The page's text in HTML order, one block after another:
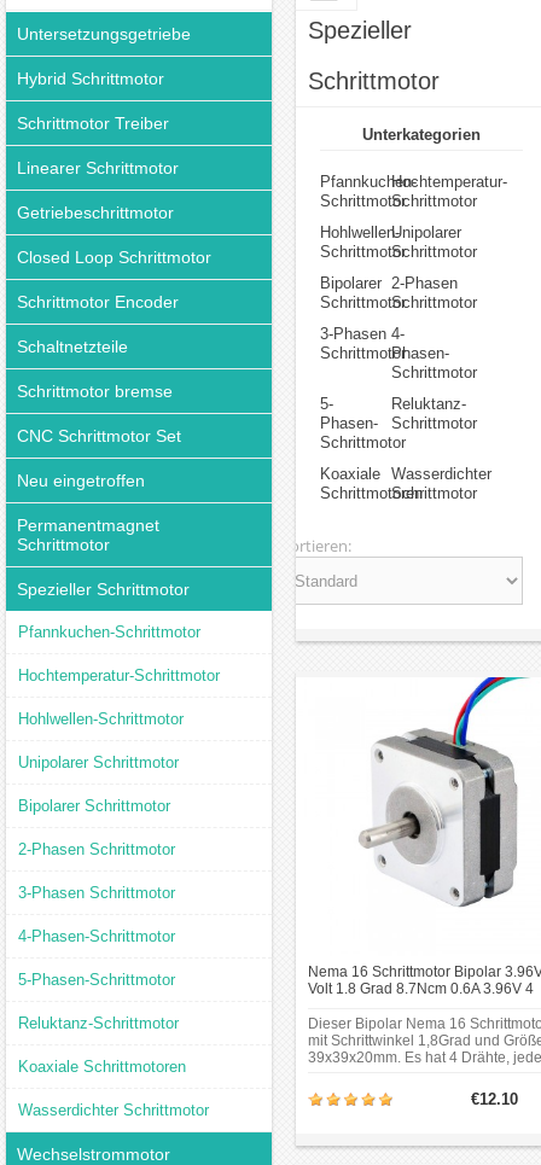
Untersetzungsgetriebe
Hybrid Schrittmotor
Schrittmotor Treiber
Linearer Schrittmotor
Getriebeschrittmotor
Closed Loop Schrittmotor
Schrittmotor Encoder
Schaltnetzteile
Schrittmotor bremse
CNC Schrittmotor Set
Neu eingetroffen
Permanentmagnet
Schrittmotor
Spezieller Schrittmotor
Pfannkuchen-Schrittmotor
Hochtemperatur-Schrittmotor
Hohlwellen-Schrittmotor
Unipolarer Schrittmotor
Bipolarer Schrittmotor
2-Phasen Schrittmotor
3-Phasen Schrittmotor
4-Phasen-Schrittmotor
5-Phasen-Schrittmotor
Reluktanz-Schrittmotor
Koaxiale Schrittmotoren
Wasserdichter Schrittmotor
Wechselstrommotor
Spezieller
Schrittmotor
Unterkategorien
Pfannkuchen-
Schrittmotor
Hochtemperatur-
Schrittmotor
Hohlwellen-
Schrittmotor
Unipolarer
Schrittmotor
Bipolarer
Schrittmotor
2-Phasen
Schrittmotor
3-Phasen
Schrittmotor
4-
Phasen-
Schrittmotor
5-
Phasen-
Schrittmotor
Reluktanz-
Schrittmotor
Koaxiale
Schrittmotoren
Wasserdichter
Schrittmotor
Sortieren:
Nema 16 Schrittmotor Bipolar
Volt 1.8 Grad 8.7Ncm 0.6A 3.96V 4
Dieser Bipolar Nema 16
mit Schrittwinkel 1,8Grad und
39x39x20mm. Es hat 4 Drähte, jede
Haltemoment 8.7Ncm
(12.3oz.in).Hersteller #: 16HS08-
Schrittwinkel: 1.8
€12.10